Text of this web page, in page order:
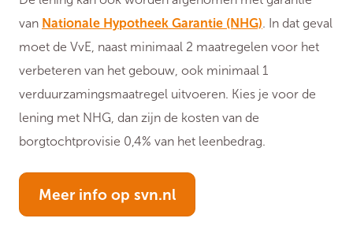
van Nationale Hypotheek Garantie (NHG). In dat geval
moet de VvE, naast minimaal 2 maatregelen voor het
verbeteren van het gebouw, ook minimaal 1
verduurzamingsmaatregel uitvoeren. Kies je voor de
lening met NHG, dan zijn de kosten van de
borgtochtprovisie 0,4% van het leenbedrag.
Meer info op svn.nl